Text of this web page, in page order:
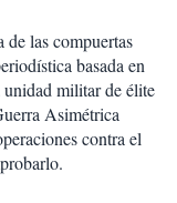
de las compuertas
basada en
militar de élite
Asimétrica
contra el